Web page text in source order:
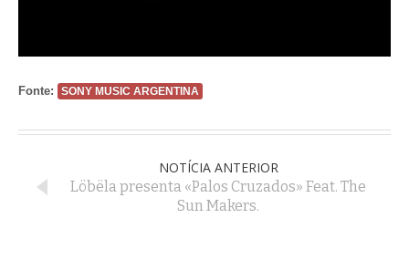
Fonte: SONY MUSIC ARGENTINA
NOTÍCIA ANTERIOR
Löbëla presenta «Palos Cruzados» Feat. The
Sun Makers.